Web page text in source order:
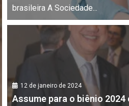
brasileira A Sociedade...
12 de janeiro de 2024
Assume para o biênio